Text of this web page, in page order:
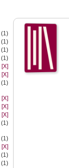
(1)
(1)
(1)
(1)
[X]
[X]
(1)
[X]
[X]
[X]
(1)
(1)
[X]
(1)
(1)